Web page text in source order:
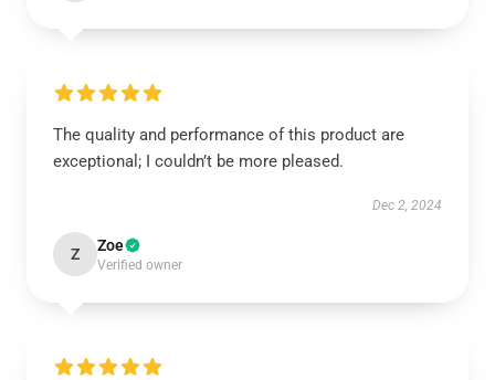
The quality and performance of this product are
exceptional; I couldn’t be more pleased.
Dec 2, 2024
Z Zoe
Verified owner